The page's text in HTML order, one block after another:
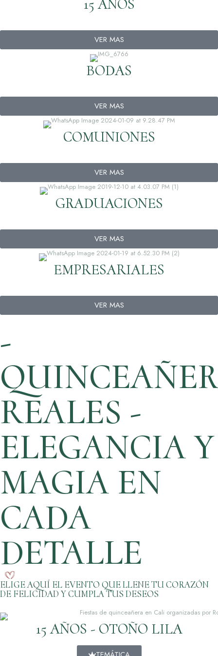
15 AÑOS
VER MAS
BODAS
VER MAS
COMUNIONES
VER MAS
GRADUACIONES
VER MAS
EMPRESARIALES
VER MAS
-
REALES -
ELEGANCIA Y
MAGIA EN
CADA
DETALLE
ELIGE AQUÍ EL EVENTO QUE LLENE TU CORAZÓN
DE FELICIDAD Y CUMPLA TUS DESEOS
15 AÑOS - OTOÑO LILA